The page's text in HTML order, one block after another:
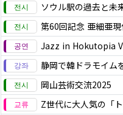
ソウル駅の過去と未
第60回記念 亜細亜
Jazz in Hokutopia
静岡で韓ドラモイム
岡山芸術交流2025
Z世代に大人気の「